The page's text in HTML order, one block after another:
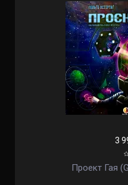
3
Проект Гая